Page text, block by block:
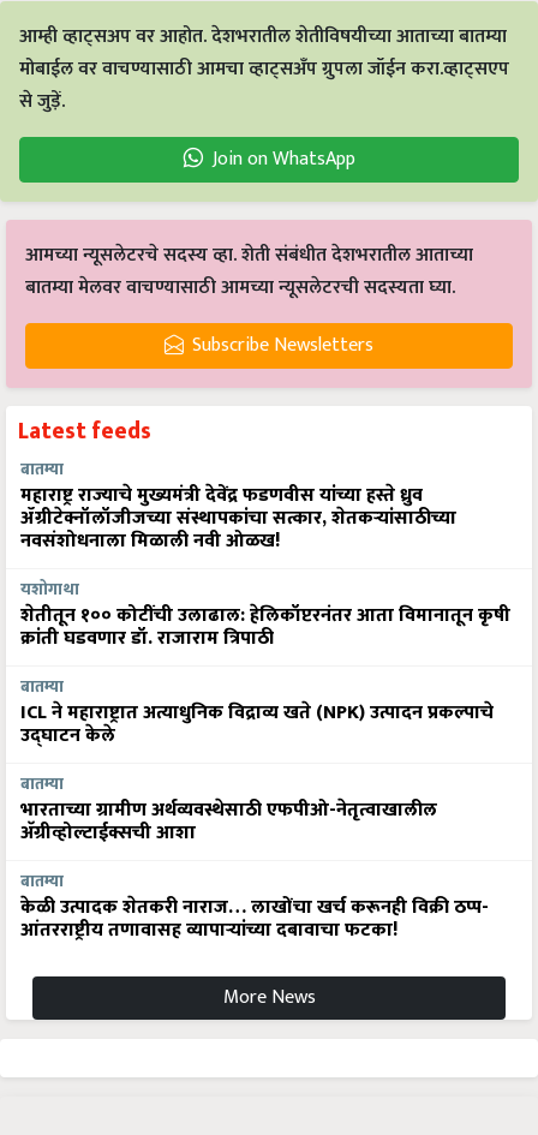
आम्ही व्हाट्सअप वर आहोत. देशभरातील शेतीविषयीच्या आताच्या बातम्या
मोबाईल वर वाचण्यासाठी आमचा व्हाट्सअँप ग्रुपला जॉईन करा.व्हाट्सएप
से जुड़ें.
Join on WhatsApp
आमच्या न्यूसलेटरचे सदस्य व्हा. शेती संबंधीत देशभरातील आताच्या
बातम्या मेलवर वाचण्यासाठी आमच्या न्यूसलेटरची सदस्यता घ्या.
Subscribe Newsletters
Latest feeds
बातम्या
महाराष्ट्र राज्याचे मुख्यमंत्री देवेंद्र फडणवीस यांच्या हस्ते ध्रुव
ॲग्रीटेक्नॉलॉजीजच्या संस्थापकांचा सत्कार, शेतकऱ्यांसाठीच्या
नवसंशोधनाला मिळाली नवी ओळख!
यशोगाथा
शेतीतून १०० कोटींची उलाढाल: हेलिकॉप्टरनंतर आता विमानातून कृषी
क्रांती घडवणार डॉ. राजाराम त्रिपाठी
बातम्या
ICL ने महाराष्ट्रात अत्याधुनिक विद्राव्य खते (NPK) उत्पादन प्रकल्पाचे
उद्घाटन केले
बातम्या
भारताच्या ग्रामीण अर्थव्यवस्थेसाठी एफपीओ-नेतृत्वाखालील
अ‍ॅग्रीव्होल्टाईक्सची आशा
बातम्या
केळी उत्पादक शेतकरी नाराज… लाखोंचा खर्च करूनही विक्री ठप्प-
आंतरराष्ट्रीय तणावासह व्यापाऱ्यांच्या दबावाचा फटका!
More News